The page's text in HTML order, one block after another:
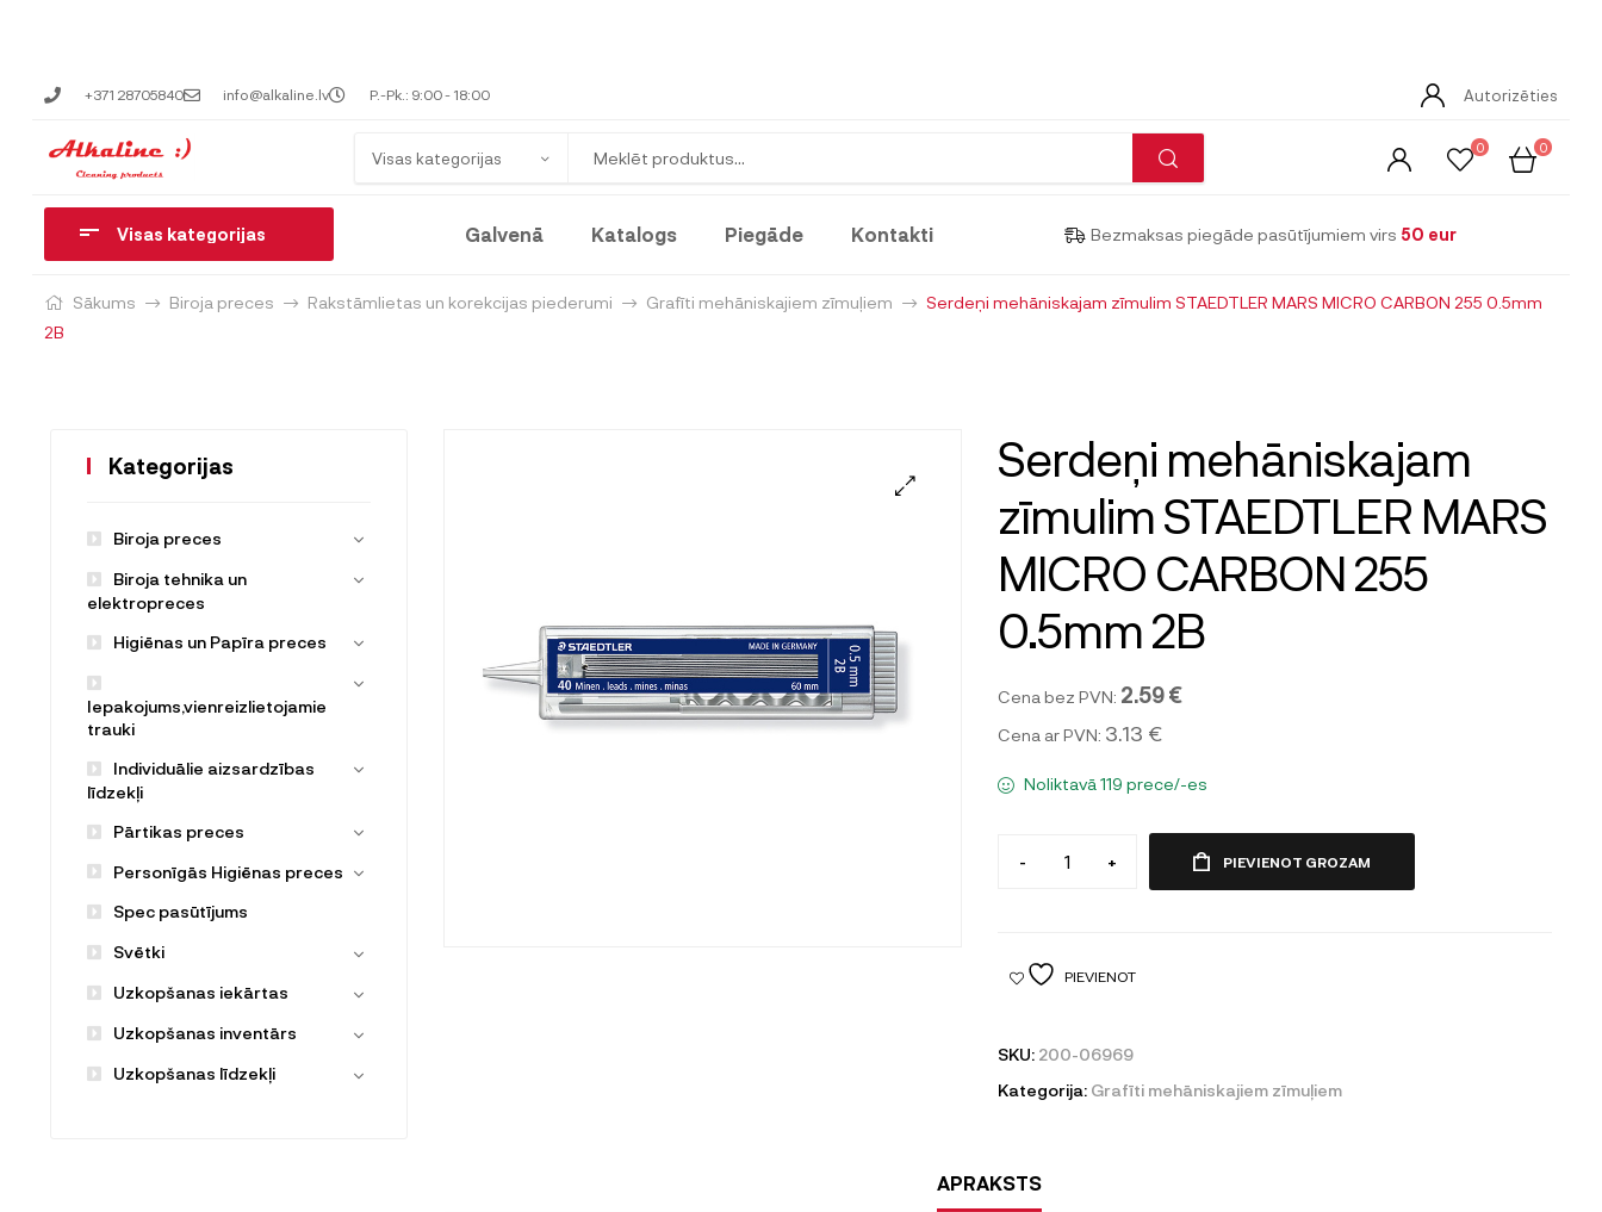
+371 28705840 info@alkaline.lv P.-Pk.: 9:00 - 18:00 Autorizēties
Visas kategorijas
0 0
Visas kategorijas Galvenā Katalogs Piegāde Kontakti Bezmaksas piegāde pasūtījumiem virs 50 eur
Sākums Biroja preces Rakstāmlietas un korekcijas piederumi Grafīti mehāniskajiem zīmuļiem
Serdeņi mehāniskajam zīmulim STAEDTLER MARS MICRO CARBON 255 0.5mm
2B
Serdeņi mehāniskajam
zīmulim STAEDTLER MARS
MICRO CARBON 255
0.5mm 2B
Cena bez PVN: 2.59 €
Cena ar PVN: 3.13 €
Noliktavā 119 prece/-es
- + PIEVIENOT GROZAM
PIEVIENOT
SKU: 200-06969
Kategorija: Grafīti mehāniskajiem zīmuļiem
APRAKSTS
Kategorijas
Biroja preces
Biroja tehnika un
elektropreces
Higiēnas un Papīra preces
Iepakojums,vienreizlietojamie
trauki
Individuālie aizsardzības
līdzekļi
Pārtikas preces
Personīgās Higiēnas preces
Spec pasūtījums
Svētki
Uzkopšanas iekārtas
Uzkopšanas inventārs
Uzkopšanas līdzekļi